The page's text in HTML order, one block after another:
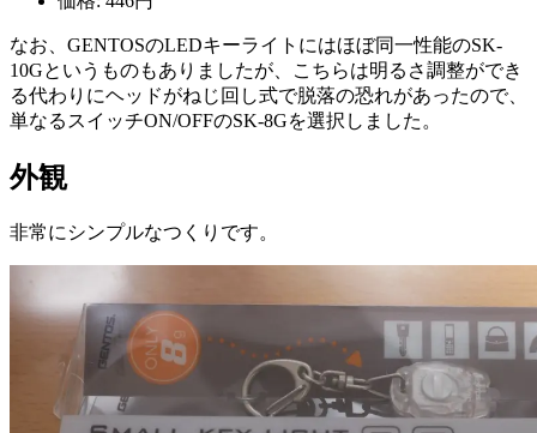
なお、GENTOSのLEDキーライトにはほぼ同一性能のSK-
10Gというものもありましたが、こちらは明るさ調整ができ
る代わりにヘッドがねじ回し式で脱落の恐れがあったので、
単なるスイッチON/OFFのSK-8Gを選択しました。
外観
非常にシンプルなつくりです。